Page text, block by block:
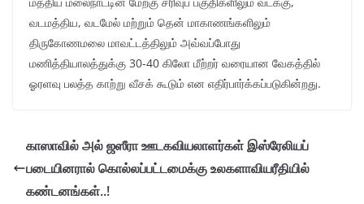
வடமத்திய, வடமேல் மற்றும் தென் மாகாணங்களிலும்
திருகோணமலை மாவட்டத்திலும் அவ்வப்போது
மணித்தியாலத்துக்கு 30-40 கிலோ மீற்றர் வரையான வேகத்தில்
ஓரளவு பலத்த காற்று வீசக் கூடும் என எதிர்பார்க்கப்படுகின்றது.
காஸாவில் அல் ஜஸீரா ஊடகவியலாளர்கள் இஸ்ரேலியப்
படையினரால் கொல்லப்பட்டமைக்கு உலகளாவியரீதியில்
கண்டனங்கள்..!